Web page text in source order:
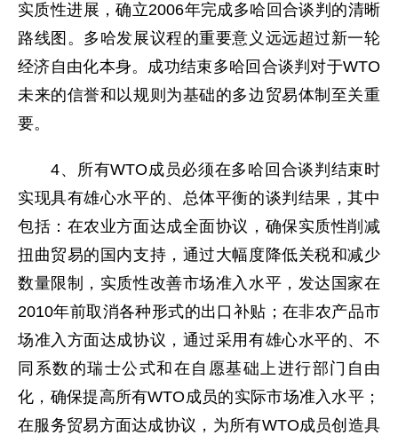
实质性进展，确立2006年完成多哈回合谈判的清晰
路线图。多哈发展议程的重要意义远远超过新一轮
经济自由化本身。成功结束多哈回合谈判对于WTO
未来的信誉和以规则为基础的多边贸易体制至关重
要。
4、所有WTO成员必须在多哈回合谈判结束时
实现具有雄心水平的、总体平衡的谈判结果，其中
包括：在农业方面达成全面协议，确保实质性削减
扭曲贸易的国内支持，通过大幅度降低关税和减少
数量限制，实质性改善市场准入水平，发达国家在
2010年前取消各种形式的出口补贴；在非农产品市
场准入方面达成协议，通过采用有雄心水平的、不
同系数的瑞士公式和在自愿基础上进行部门自由
化，确保提高所有WTO成员的实际市场准入水平；
在服务贸易方面达成协议，为所有WTO成员创造具